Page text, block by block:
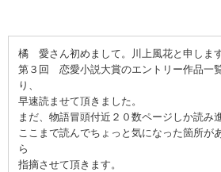
橘 愛さん初めまして。川上風花と申します
第３回 恋愛小説大賞のエントリー作品一
り、
早速読ませて頂きました。
まだ、物語冒頭付近２０数ページしか読み
ここまで読んでちょっと気になった箇所が
ら
指摘させて頂きます。